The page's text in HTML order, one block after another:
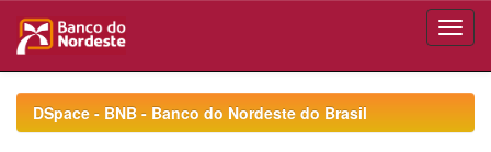
navigationDSpace - BNB - Banco do Nordeste do Brasil